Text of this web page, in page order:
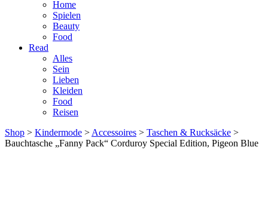
Home
Spielen
Beauty
Food
Read
Alles
Sein
Lieben
Kleiden
Food
Reisen
Shop > Kindermode > Accessoires > Taschen & Rucksäcke >
Bauchtasche „Fanny Pack“ Corduroy Special Edition, Pigeon Blue